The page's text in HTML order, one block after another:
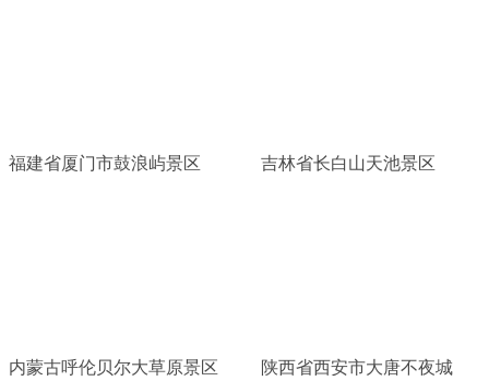
福建省厦门市鼓浪屿景区 吉林省长白山天池景区
内蒙古呼伦贝尔大草原景区 陕西省西安市大唐不夜城